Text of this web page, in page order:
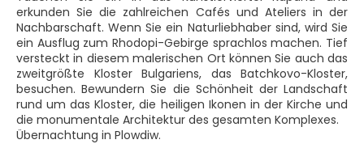
erkunden Sie die zahlreichen Cafés und Ateliers in der
Nachbarschaft. Wenn Sie ein Naturliebhaber sind, wird Sie
ein Ausflug zum Rhodopi-Gebirge sprachlos machen. Tief
versteckt in diesem malerischen Ort können Sie auch das
zweitgrößte Kloster Bulgariens, das Batchkovo-Kloster,
besuchen. Bewundern Sie die Schönheit der Landschaft
rund um das Kloster, die heiligen Ikonen in der Kirche und
die monumentale Architektur des gesamten Komplexes.
Übernachtung in Plowdiw.